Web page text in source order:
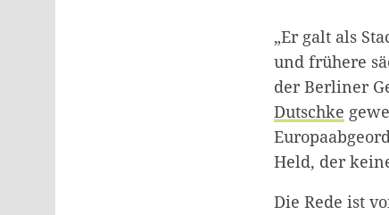
„Er galt als
und frühere
der Berliner
Dutschke
Held, der
Die Rede ist